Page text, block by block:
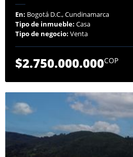
En: Bogotá D.C., Cundinamarca
Tipo de inmueble: Casa
Tipo de negocio: Venta
$2.750.000.000COP